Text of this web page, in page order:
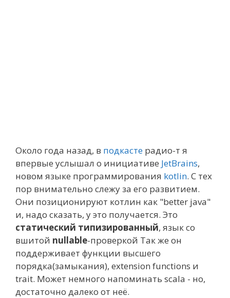
Около года назад, в подкасте радио-т я
впервые услышал о инициативе JetBrains,
новом языке программирования kotlin. С тех
пор внимательно слежу за его развитием.
Они позиционируют котлин как "better java"
и, надо сказать, у это получается. Это
статический типизированный, язык со
вшитой nullable-проверкой Так же он
поддерживает функции высшего
порядка(замыкания), extension functions и
trait. Может немного напоминать scala - но,
достаточно далеко от неё.